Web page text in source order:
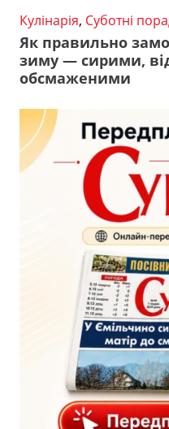
Кулінарія, Суботні
Як правильно
зиму — сирими,
обсмаженими